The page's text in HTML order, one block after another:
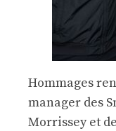
Hommages
manager des
Morrissey et